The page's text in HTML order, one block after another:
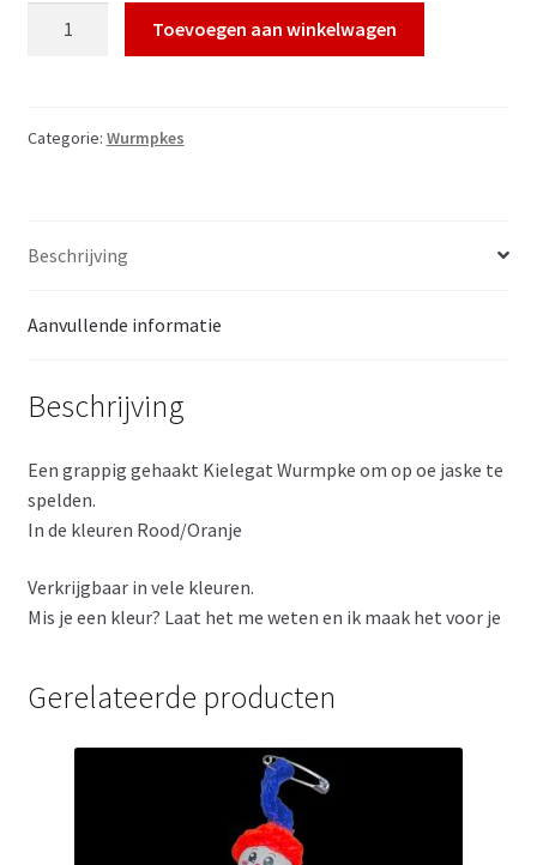
Toevoegen aan winkelwagen
Categorie: Wurmpkes
Beschrijving
Aanvullende informatie
Beschrijving
Een grappig gehaakt Kielegat Wurmpke om op oe jaske te
spelden.
In de kleuren Rood/Oranje
Verkrijgbaar in vele kleuren.
Mis je een kleur? Laat het me weten en ik maak het voor je
Gerelateerde producten